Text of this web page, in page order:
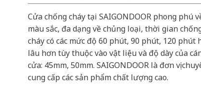
Cửa chống cháy tại SAIGONDOOR phong phú
màu sắc, đa dạng về chủng loại, thời gian
cháy có các mức độ 60 phút, 90 phút, 120 phút
lâu hơn tùy thuộc vào vật liệu và độ dày của
cửa: 45mm, 50mm. SAIGONDOOR là đơn vị
cung cấp các sản phẩm chất lượng cao.